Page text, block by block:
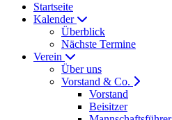
Startseite
Kalender
Überblick
Nächste Termine
Verein
Über uns
Vorstand & Co.
Vorstand
Beisitzer